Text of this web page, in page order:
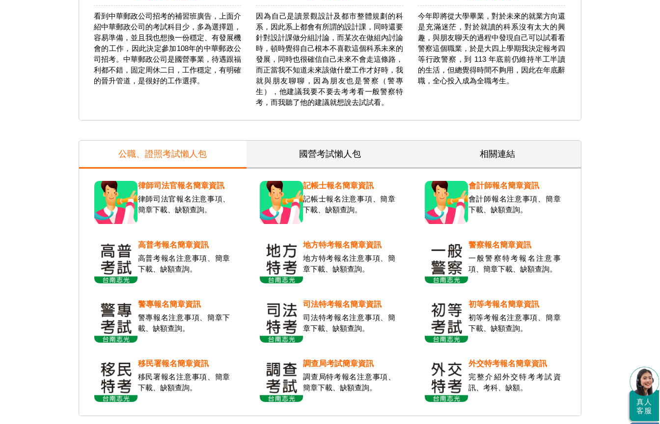
真人
客服
看到中華郵政公司招考的補習班廣告，上面介
紹中華郵政公司的考試科目少，多為選擇題，
容易準備，並且我也想換一份穩定、有發展機
會的工作，因此決定參加108年的中華郵政公
司招考。中華郵政公司是國營事業，待遇跟福
利都不錯，固定周休二日，工作穩定，有明確
的晉升管道，是很好的工作選擇。
因為自己是讀景觀設計及都市整體規劃的科
系，因此系上都會有所謂的設計課，同時還要
針對設計課做分組討論，而某次在做組內討論
時，頓時覺得自己根本不喜歡這個科系未來的
發展，同時也很確信自己未來不會走這條路，
而正當我不知道未來該做什麼工作才好時，我
就與朋友聊聊，因為朋友也是警察（警專
生），他建議我要不要去考考看一般警察特
考，而我聽了他的建議就想說去試試看。
今年即將從大學畢業，對於未來的就業方向還
是充滿迷茫，對於就讀的科系沒有太大的興
趣，與朋友聊天的過程中發現自己可以試看看
警察這個職業，於是大四上學期我決定報考四
等行政警察，到 113 年底前仍維持半工半讀
的生活，但總覺得時間不夠用，因此在年底辭
職，全心投入成為全職考生。
公職、證照考試懶人包 國營考試懶人包 相關連結
律師司法官報名簡章資訊
律師司法官報名注意事項、
簡章下載、缺額查詢。
記帳士報名簡章資訊
記帳士報名注意事項、簡章
下載、缺額查詢。
會計師報名簡章資訊
會計師報名注意事項、簡章
下載、缺額查詢。
高普考報名簡章資訊
高普考報名注意事項、簡章
下載、缺額查詢。
地方特考報名簡章資訊
地方特考報名注意事項、簡
章下載、缺額查詢。
警察報名簡章資訊
一般警察特考報名注意事
項、簡章下載、缺額查詢。
警專報名簡章資訊
警專報名注意事項、簡章下
載、缺額查詢。
司法特考報名簡章資訊
司法特考報名注意事項、簡
章下載、缺額查詢。
初等考報名簡章資訊
初等考報名注意事項、簡章
下載、缺額查詢。
移民署報名簡章資訊
移民署報名注意事項、簡章
下載、缺額查詢。
調查局考試簡章資訊
調查局特考報名注意事項、
簡章下載、缺額查詢。
外交特考報名簡章資訊
完整介紹外交特考考試資
訊、考科、缺額。